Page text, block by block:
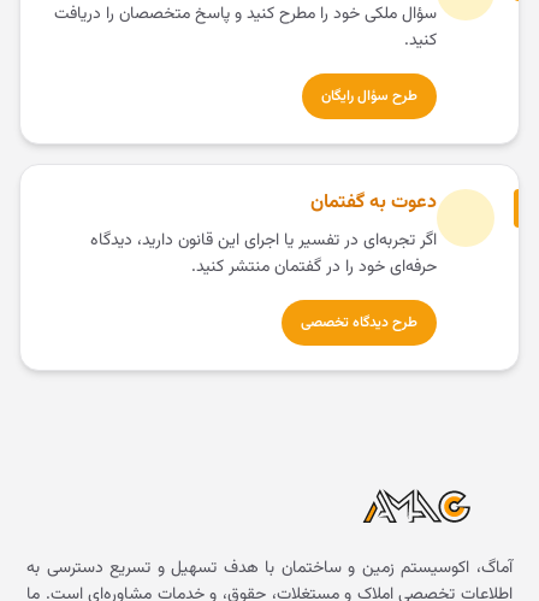
سؤال ملکی خود را مطرح کنید و پاسخ متخصصان را دریافت
کنید.
طرح سؤال رایگان
دعوت به گفتمان
اگر تجربه‌ای در تفسیر یا اجرای این قانون دارید، دیدگاه
حرفه‌ای خود را در گفتمان منتشر کنید.
طرح دیدگاه تخصصی
آماگ، اکوسیستم زمین و ساختمان با هدف تسهیل و تسریع دسترسی به
اطلاعات تخصصی املاک و مستغلات، حقوق، و خدمات مشاوره‌ای است. ما